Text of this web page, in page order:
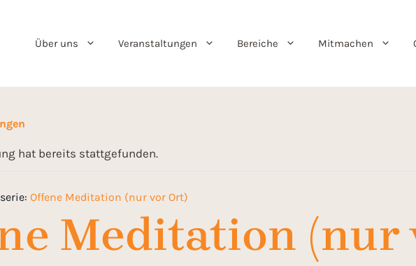
Über uns Veranstaltungen Bereiche Mitmachen
hat bereits stattgefunden.
Offene Meditation (nur vor Ort)
Meditation (nur